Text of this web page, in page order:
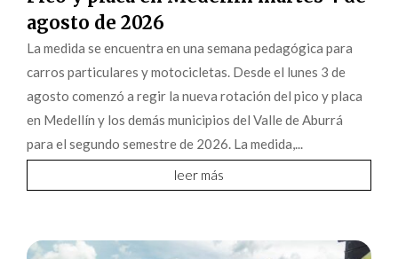
agosto de 2026
La medida se encuentra en una semana pedagógica para
carros particulares y motocicletas. Desde el lunes 3 de
agosto comenzó a regir la nueva rotación del pico y placa
en Medellín y los demás municipios del Valle de Aburrá
para el segundo semestre de 2026. La medida,...
leer más